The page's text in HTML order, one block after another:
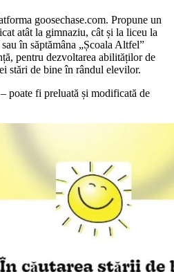
goosechase.com. Propune un
atât la gimnaziu, cât și la liceu la
în săptămâna „Școala Altfel”
pentru dezvoltarea abilităților de
stări de bine în rândul elevilor.
poate fi preluată și modificată de